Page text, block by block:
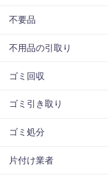
不要品
不用品の引取り
ゴミ回収
ゴミ引き取り
ゴミ処分
片付け業者